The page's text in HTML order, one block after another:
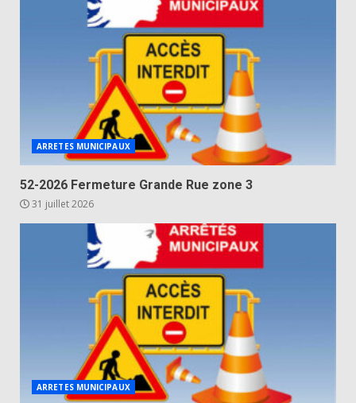
ARRETES MUNICIPAUX
52-2026 Fermeture Grande Rue zone 3
31 juillet 2026
ARRETES MUNICIPAUX